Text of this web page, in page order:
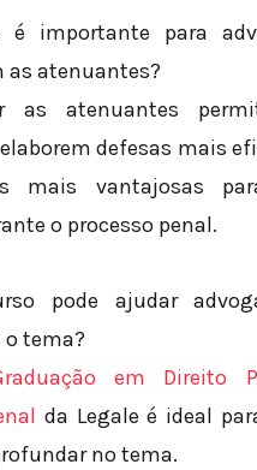
é importante para
as atenuantes?
as atenuantes
defesas mais
mais vantajosas
o processo penal.
pode ajudar
tema?
em Direito
da Legale é ideal
no tema.